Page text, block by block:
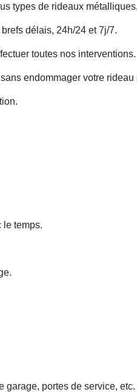
types de rideaux métalliques.
délais, 24h/24 et 7j/7.
toutes nos interventions.
endommager votre rideau
le temps.
garage, portes de service, etc.